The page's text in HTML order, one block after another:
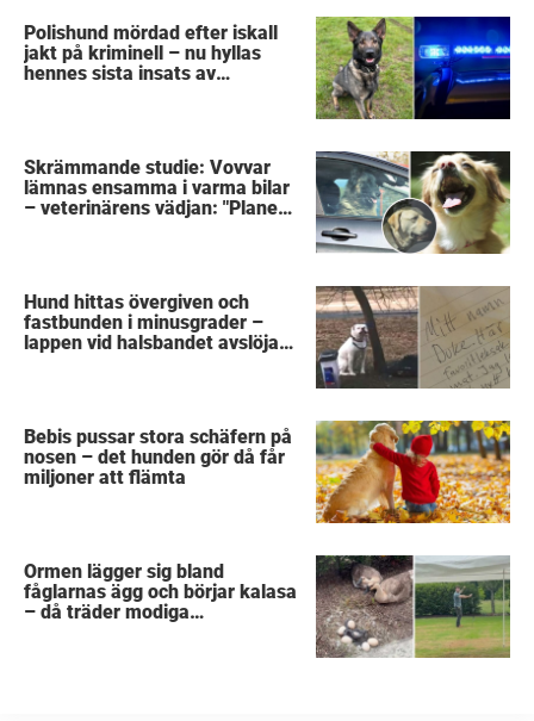
Polishund mördad efter iskall
jakt på kriminell – nu hyllas
hennes sista insats av
Skrämmande studie: Vovvar
lämnas ensamma i varma bilar
– veterinärens vädjan: "Planera
Hund hittas övergiven och
fastbunden i minusgrader –
lappen vid halsbandet avslöjar
Bebis pussar stora schäfern på
nosen – det hunden gör då får
miljoner att flämta
Ormen lägger sig bland
fåglarnas ägg och börjar kalasa
– då träder modiga